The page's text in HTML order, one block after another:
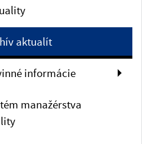
aktualít
informácie
manažérstva